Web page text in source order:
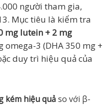
người tham gia,
Mục tiêu là kiểm tra
mg lutein + 2 mg
omega-3 (DHA 350 mg +
duy trì hiệu quả của
kém hiệu quảso với β-